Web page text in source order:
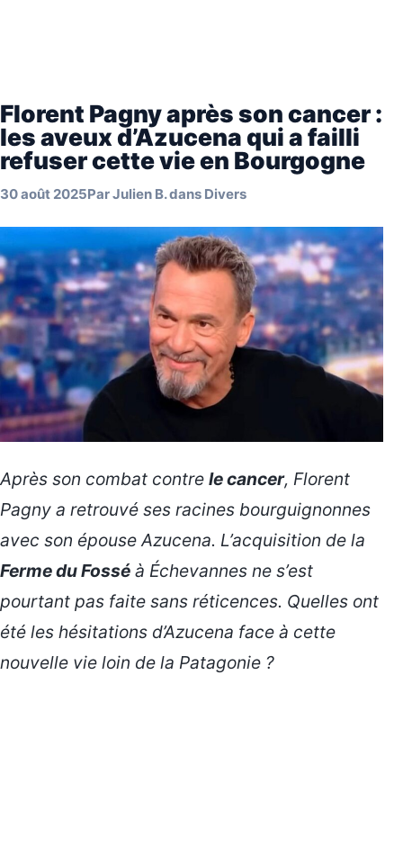
Florent Pagny après son cancer :
les aveux d’Azucena qui a failli
refuser cette vie en Bourgogne
30 août 2025ParJulien B.dans Divers
Après son combat contre le cancer, Florent
Pagny a retrouvé ses racines bourguignonnes
avec son épouse Azucena. L’acquisition de la
Ferme du Fossé à Échevannes ne s’est
pourtant pas faite sans réticences. Quelles ont
été les hésitations d’Azucena face à cette
nouvelle vie loin de la Patagonie ?